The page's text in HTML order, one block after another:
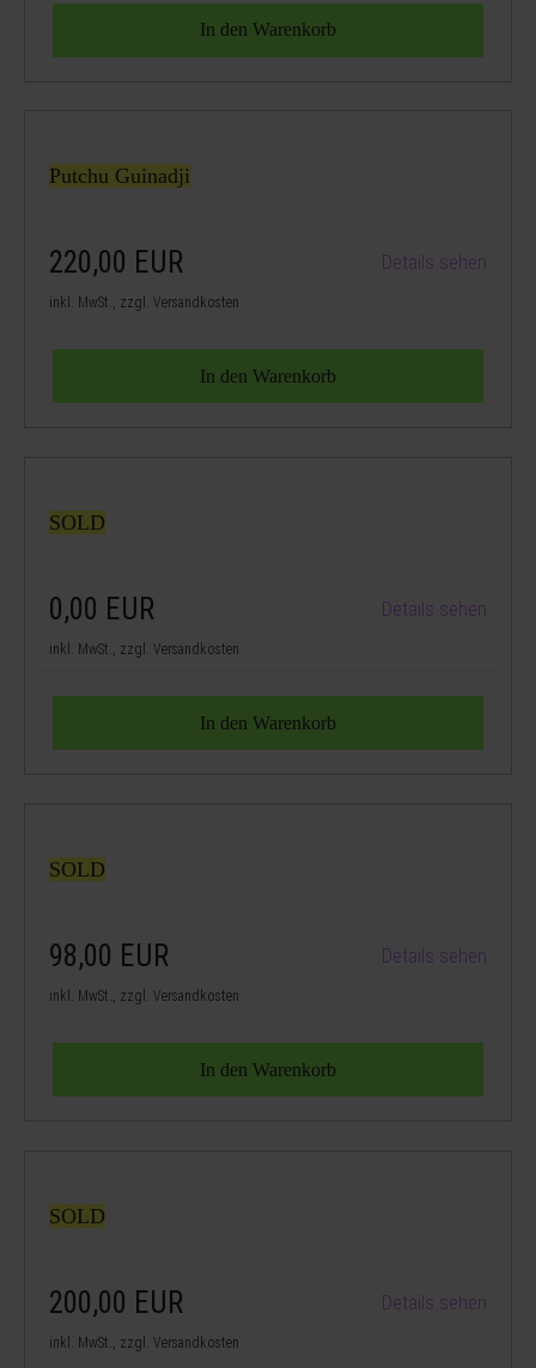
Putchu Guinadji
220,00 EUR Details sehen
inkl. MwSt., zzgl. Versandkosten
SOLD
0,00 EUR Details sehen
inkl. MwSt., zzgl. Versandkosten
SOLD
98,00 EUR Details sehen
inkl. MwSt., zzgl. Versandkosten
SOLD
200,00 EUR Details sehen
inkl. MwSt., zzgl. Versandkosten